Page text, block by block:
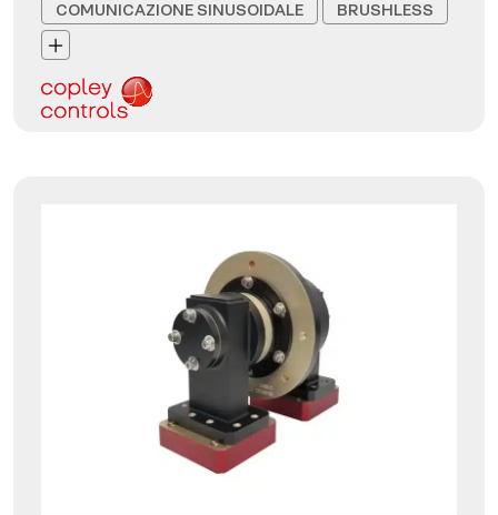
COMUNICAZIONE SINUSOIDALE
BRUSHLESS